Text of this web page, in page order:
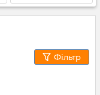
Фільтр